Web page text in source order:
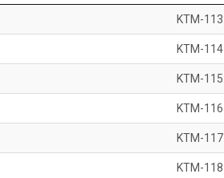
KTM-113
KTM-114
KTM-115
KTM-116
KTM-117
KTM-118